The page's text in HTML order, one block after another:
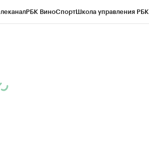
РБК ВиноСпортШкола управления РБК